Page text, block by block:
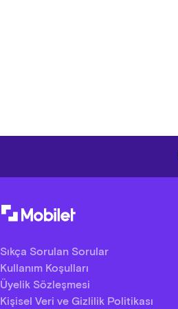
Sıkça Sorulan Sorular
Kullanım Koşulları
Üyelik Sözleşmesi
Kişisel Veri ve Gizlilik Politikası